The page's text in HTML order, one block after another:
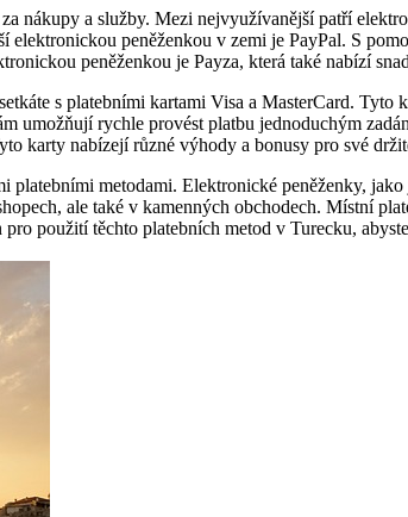
nákupy a služby. Mezi nejvyužívanější patří
peněženkou v zemi je PayPal. S
peněženkou je Payza, která také nabízí
s platebními kartami Visa a MasterCard.
umožňují rychle provést platbu jednoduchým
karty nabízejí různé výhody a bonusy pro své
metodami. Elektronické peněženky,
ale také v kamenných obchodech. Místní
použití těchto platebních metod v Turecku,